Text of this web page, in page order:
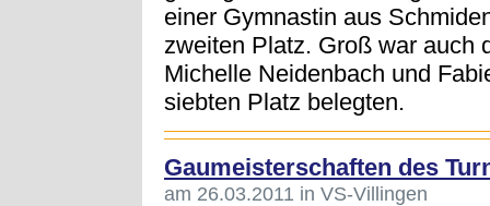
einer Gymnastin aus
zweiten Platz. Groß war auch
Michelle Neidenbach und
siebten Platz belegten.
Gaumeisterschaften des
am 26.03.2011 in VS-Villingen